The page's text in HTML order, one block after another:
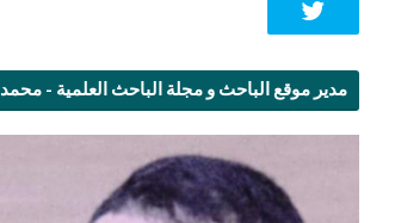
مدير موقع الباحث و مجلة الباحث العلمية - محمد